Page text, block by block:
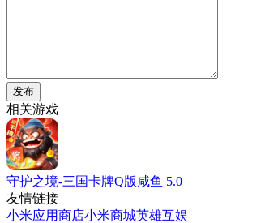
发布
相关游戏
守护之境-三国卡牌Q版咸鱼 5.0
友情链接
小米应用商店小米商城英雄互娱